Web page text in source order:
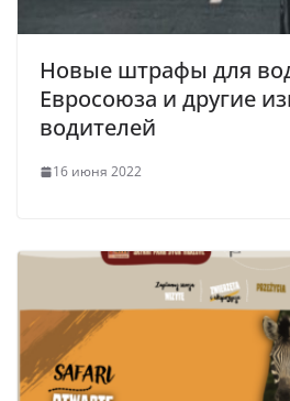
Новые штрафы для
Евросоюза и другие
водителей
16 июня 2022